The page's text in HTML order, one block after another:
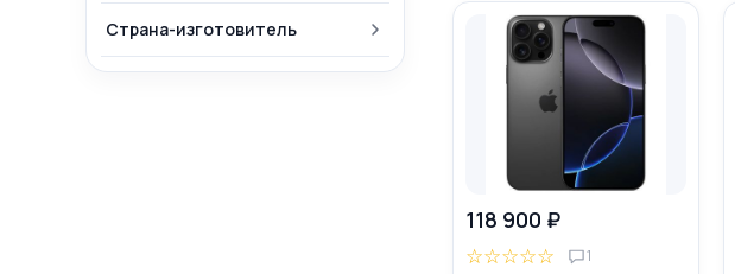
Страна-изготовитель
118 900 ₽
☆☆☆☆☆ 1